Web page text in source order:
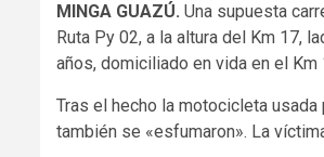
MINGA GUAZÚ. Una supuesta
Ruta Py 02, a la altura del Km 17,
años, domiciliado en vida en el
Tras el hecho la motocicleta
también se «esfumaron». La